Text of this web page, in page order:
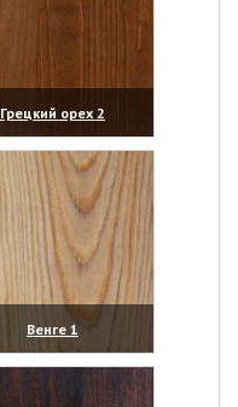
Грецкий орех 2
(увеличить)
Венге 1
(увеличить)